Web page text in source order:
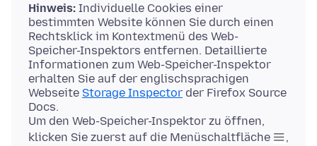
Hinweis: Individuelle Cookies einer
bestimmten Website können Sie durch einen
Rechtsklick im Kontextmenü des Web-
Speicher-Inspektors entfernen. Detaillierte
Informationen zum Web-Speicher-Inspektor
erhalten Sie auf der englischsprachigen
Webseite Storage Inspector der Firefox Source
Docs.
Um den Web-Speicher-Inspektor zu öffnen,
klicken Sie zuerst auf die Menüschaltfläche
,